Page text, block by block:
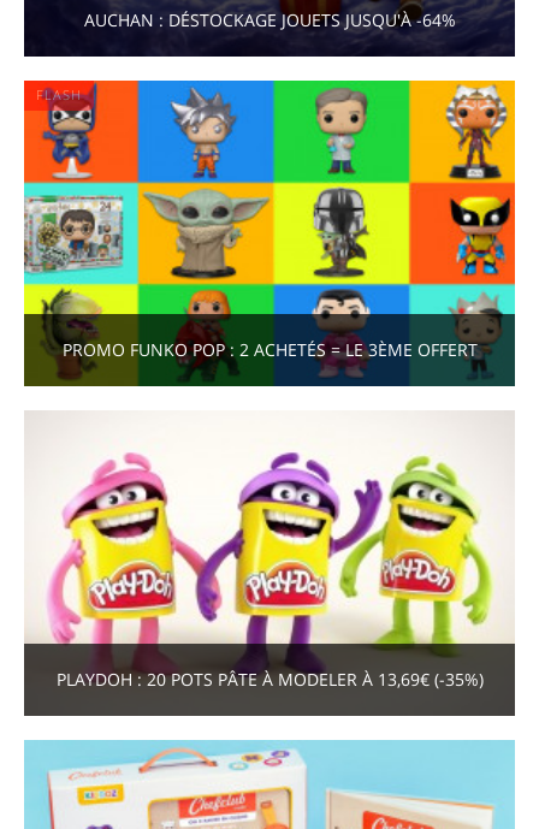
AUCHAN : DÉSTOCKAGE JOUETS JUSQU'À -64%
FLASH
PROMO FUNKO POP : 2 ACHETÉS = LE 3ÈME OFFERT
PLAYDOH : 20 POTS PÂTE À MODELER À 13,69€ (-35%)